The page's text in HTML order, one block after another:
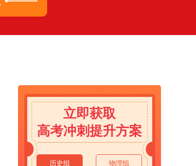
立即获取
高考冲刺提升方案
历史组 物理组